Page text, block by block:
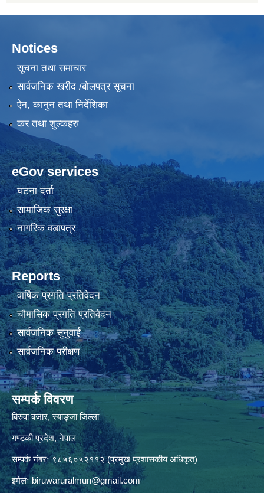
Notices
सूचना तथा समाचार
सार्वजनिक खरीद /बोलपत्र सूचना
ऐन, कानुन तथा निर्देशिका
कर तथा शुल्कहरु
eGov services
घटना दर्ता
सामाजिक सुरक्षा
नागरिक वडापत्र
Reports
वार्षिक प्रगति प्रतिवेदन
चौमासिक प्रगति प्रतिवेदन
सार्वजनिक सुनुवाई
सार्वजनिक परीक्षण
सम्पर्क विवरण
बिरुवा बजार, स्याङ्जा जिल्ला
गण्डकी प्रदेश, नेपाल
सम्पर्क नंबरः ९८५६०५२११२ (प्रमुख प्रशासकीय अधिकृत)
इमेलः biruwaruralmun@gmail.com